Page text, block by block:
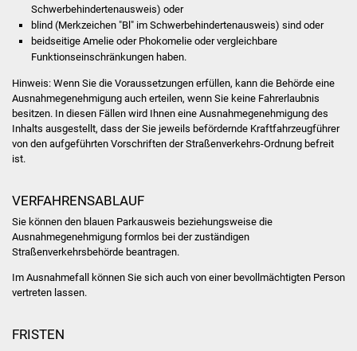
Soziale Einrichtungen
Kirchen
Lokale Agenda
Jugendhaus
Kinder- und
Familienzentrum
Stadtwerke
Schwerbehindertenausweis) oder
blind (Merkzeichen "Bl" im Schwerbehindertenausweis) sind oder
beidseitige Amelie oder Phokomelie oder vergleichbare
Funktionseinschränkungen haben.
Hinweis:Wenn Sie die Voraussetzungen erfüllen, kann die Behörde eine
Ausnahmegenehmigung auch erteilen, wenn Sie keine Fahrerlaubnis
besitzen. In diesen Fällen wird Ihnen eine Ausnahmegenehmigung des
Inhalts ausgestellt, dass der Sie jeweils befördernde Kraftfahrzeugführer
von den aufgeführten Vorschriften der Straßenverkehrs-Ordnung befreit
ist.
VERFAHRENSABLAUF
Sie können den blauen Parkausweis beziehungsweise die
Ausnahmegenehmigung formlos bei der zuständigen
Straßenverkehrsbehörde beantragen.
Im Ausnahmefall können Sie sich auch von einer bevollmächtigten Person
vertreten lassen.
FRISTEN